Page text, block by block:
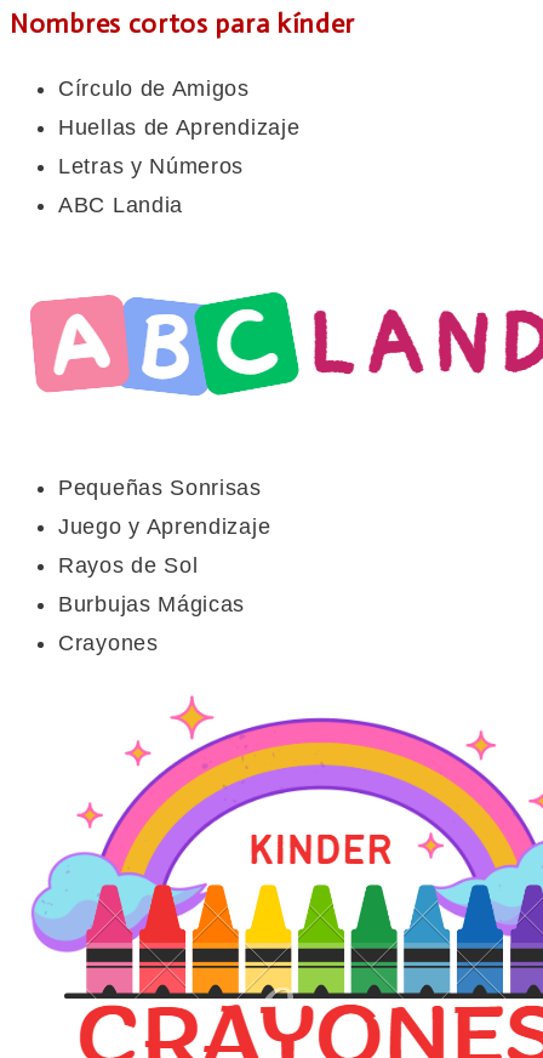
Nombres cortos para kínder
Círculo de Amigos
Huellas de Aprendizaje
Letras y Números
ABC Landia
Pequeñas Sonrisas
Juego y Aprendizaje
Rayos de Sol
Burbujas Mágicas
Crayones